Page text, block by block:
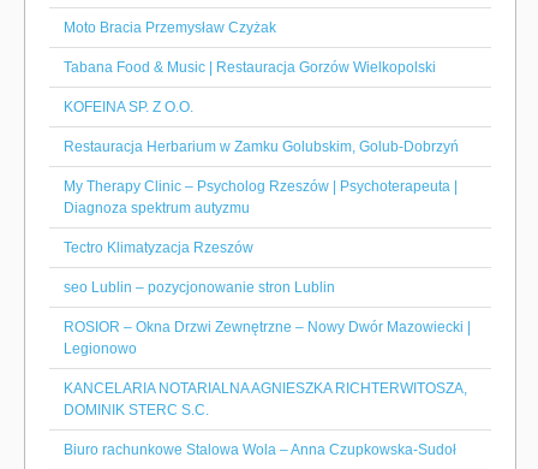
Moto Bracia Przemysław Czyżak
Tabana Food & Music | Restauracja Gorzów Wielkopolski
KOFEINA SP. Z O.O.
Restauracja Herbarium w Zamku Golubskim, Golub-Dobrzyń
My Therapy Clinic – Psycholog Rzeszów | Psychoterapeuta |
Diagnoza spektrum autyzmu
Tectro Klimatyzacja Rzeszów
seo Lublin – pozycjonowanie stron Lublin
ROSIOR – Okna Drzwi Zewnętrzne – Nowy Dwór Mazowiecki |
Legionowo
KANCELARIA NOTARIALNA AGNIESZKA RICHTERWITOSZA,
DOMINIK STERC S.C.
Biuro rachunkowe Stalowa Wola – Anna Czupkowska-Sudoł